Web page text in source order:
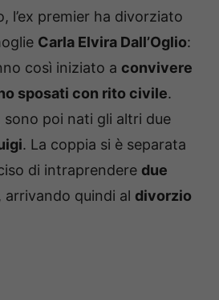
l’ex premier ha divorziato
Carla Elvira Dall’Oglio:
così iniziato a convivere
sposati con rito civile.
sono poi nati gli altri due
. La coppia si è separata
di intraprendere due
, arrivando quindi al divorzio